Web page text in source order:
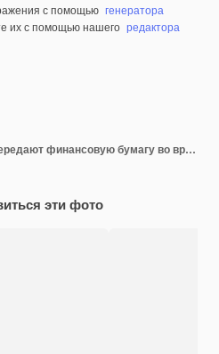
с помощью генератора
их с помощью нашего редактора
Обзор того, как люди передают финансовую бумагу во время обсуждения расходов и инвестиций
эти фото